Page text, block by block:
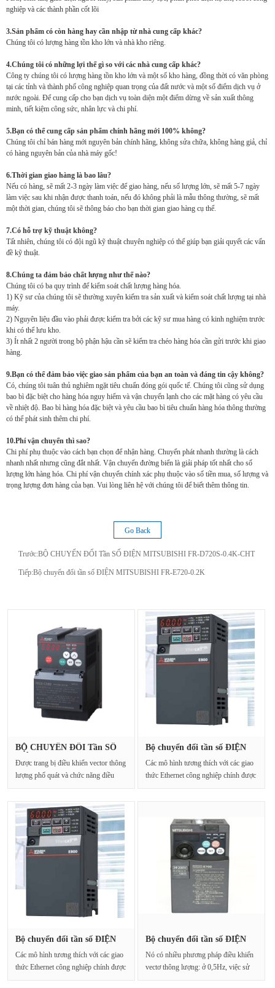
nghiệp và các thành phần cốt lõi
3.Sản phẩm có còn hàng hay cần nhập từ nhà cung cấp khác?
Chúng tôi có lượng hàng tồn kho lớn và nhà kho riêng.
4.Chúng tôi có những lợi thế gì so với các nhà cung cấp khác?
Công ty chúng tôi có lượng hàng tồn kho lớn và một số kho hàng, đồng thời có văn phòng
tại các tỉnh và thành phố công nghiệp quan trọng của đất nước và một số điểm dịch vụ ở
nước ngoài. Để cung cấp cho bạn dịch vụ toàn diện một điểm dừng về sản xuất thông
minh, tiết kiệm công sức, nhân lực và chi phí.
5.Bạn có thể cung cấp sản phẩm chính hãng mới 100% không?
Chúng tôi chỉ bán hàng mới nguyên bản chính hãng, không sửa chữa, không hàng giả, chỉ
có hàng nguyên bản của nhà máy gốc!
6.Thời gian giao hàng là bao lâu?
Nếu có hàng, sẽ mất 2-3 ngày làm việc để giao hàng, nếu số lượng lớn, sẽ mất 5-7 ngày
làm việc sau khi nhận được thanh toán, nếu đó không phải là mẫu thông thường, sẽ mất
một thời gian, chúng tôi sẽ thông báo cho bạn thời gian giao hàng cụ thể.
7.Có hỗ trợ kỹ thuật không?
Tất nhiên, chúng tôi có đội ngũ kỹ thuật chuyên nghiệp có thể giúp bạn giải quyết các vấn
đề kỹ thuật.
8.Chúng ta đảm bảo chất lượng như thế nào?
Chúng tôi có ba quy trình để kiểm soát chất lượng hàng hóa.
1) Kỹ sư của chúng tôi sẽ thường xuyên kiểm tra sản xuất và kiểm soát chất lượng tại nhà
máy.
2) Nguyên liệu đầu vào phải được kiểm tra bởi các kỹ sư mua hàng có kinh nghiệm trước
khi có thể lưu kho.
3) Ít nhất 2 người trong bộ phận hậu cần sẽ kiểm tra chéo hàng hóa cần gửi trước khi giao
hàng.
9.Bạn có thể đảm bảo việc giao sản phẩm của bạn an toàn và đáng tin cậy không?
Có, chúng tôi tuân thủ nghiêm ngặt tiêu chuẩn đóng gói quốc tế. Chúng tôi cũng sử dụng
bao bì đặc biệt cho hàng hóa nguy hiểm và vận chuyển lạnh cho các mặt hàng có yêu cầu
về nhiệt độ. Bao bì hàng hóa đặc biệt và yêu cầu bao bì tiêu chuẩn hàng hóa thông thường
có thể phát sinh thêm chi phí.
10.Phí vận chuyển thì sao?
Chi phí phụ thuộc vào cách bạn chọn để nhận hàng. Chuyển phát nhanh thường là cách
nhanh nhất nhưng cũng đắt nhất. Vận chuyển đường biển là giải pháp tốt nhất cho số
lượng lớn hàng hóa. Chi phí vận chuyển chính xác phụ thuộc vào số tiền mua, số lượng và
trọng lượng đơn hàng của bạn. Vui lòng liên hệ với chúng tôi để biết thêm thông tin.
Go Back
Trước:BỘ CHUYỂN ĐỔI Tần SỐ ĐIỆN MITSUBISHI FR-D720S-0.4K-CHT
Tiếp:Bộ chuyển đổi tần số ĐIỆN MITSUBISHI FR-E720-0.2K
BỘ CHUYỂN ĐỔI Tần SỐ
Được trang bị điều khiển vector thông
lượng phổ quát và chức năng điều
Bộ chuyển đổi tần số ĐIỆN
Các mô hình tương thích với các giao
thức Ethernet công nghiệp chính được
Bộ chuyển đổi tần số ĐIỆN
Các mô hình tương thích với các giao
thức Ethernet công nghiệp chính được
Bộ chuyển đổi tần số ĐIỆN
Nó có nhiều phương pháp điều khiển
vectơ thông lượng: ở 0,5Hz, việc sử